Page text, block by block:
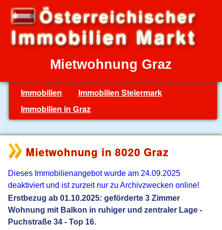
Mietwohnung Graz
Immobilien
Immobilien Steiermark
Immobilien in Graz
Mietwohnung in 8020 Graz
Dieses Immobilienangebot wurde am 24.09.2025
deaktiviert und ist zurzeit nur zu Archivzwecken online!
Erstbezug ab 01.10.2025: geförderte 3 Zimmer
Wohnung mit Balkon in ruhiger und zentraler Lage -
Puchstraße 34 - Top 16.